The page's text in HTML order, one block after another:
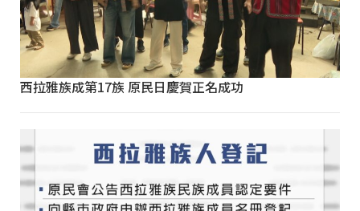
西拉雅族成第17族 原民日慶賀正名成功